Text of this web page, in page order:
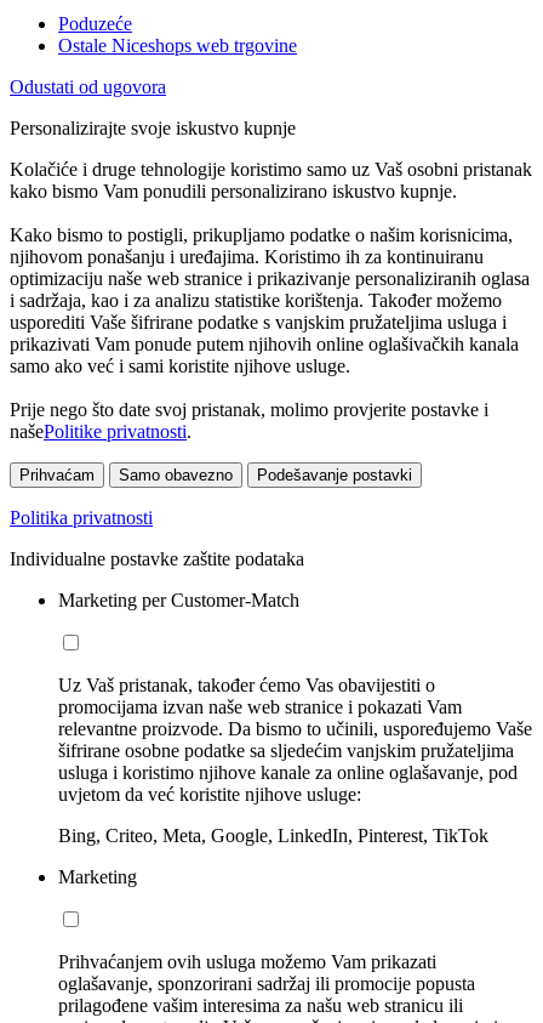
Poduzeće
Ostale Niceshops web trgovine
Odustati od ugovora
Personalizirajte svoje iskustvo kupnje
Kolačiće i druge tehnologije koristimo samo uz Vaš osobni pristanak
kako bismo Vam ponudili personalizirano iskustvo kupnje.
Kako bismo to postigli, prikupljamo podatke o našim korisnicima,
njihovom ponašanju i uređajima. Koristimo ih za kontinuiranu
optimizaciju naše web stranice i prikazivanje personaliziranih oglasa
i sadržaja, kao i za analizu statistike korištenja. Također možemo
usporediti Vaše šifrirane podatke s vanjskim pružateljima usluga i
prikazivati Vam ponude putem njihovih online oglašivačkih kanala
samo ako već i sami koristite njihove usluge.
Prije nego što date svoj pristanak, molimo provjerite postavke i
našePolitike privatnosti.
Prihvaćam Samo obavezno Podešavanje postavki
Politika privatnosti
Individualne postavke zaštite podataka
Marketing per Customer-Match
Uz Vaš pristanak, također ćemo Vas obavijestiti o
promocijama izvan naše web stranice i pokazati Vam
relevantne proizvode. Da bismo to učinili, uspoređujemo Vaše
šifrirane osobne podatke sa sljedećim vanjskim pružateljima
usluga i koristimo njihove kanale za online oglašavanje, pod
uvjetom da već koristite njihove usluge:
Bing, Criteo, Meta, Google, LinkedIn, Pinterest, TikTok
Marketing
Prihvaćanjem ovih usluga možemo Vam prikazati
oglašavanje, sponzorirani sadržaj ili promocije popusta
prilagođene vašim interesima za našu web stranicu ili